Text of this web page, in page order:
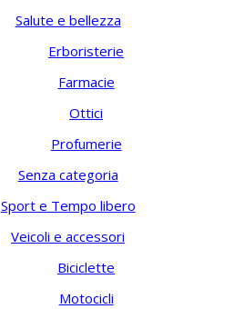
Salute e bellezza
Erboristerie
Farmacie
Ottici
Profumerie
Senza categoria
Sport e Tempo libero
Veicoli e accessori
Biciclette
Motocicli